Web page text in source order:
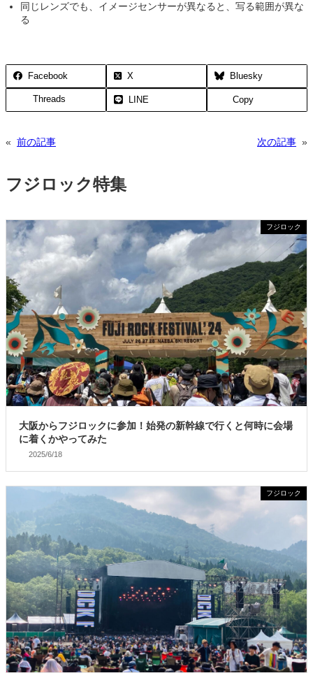
同じレンズでも、イメージセンサーが異なると、写る範囲が異な
る
Facebook X Bluesky
Threads LINE Copy
« 前の記事 次の記事 »
フジロック特集
フジロック
大阪からフジロックに参加！始発の新幹線で行くと何時に会場
に着くかやってみた
2025/6/18
フジロック